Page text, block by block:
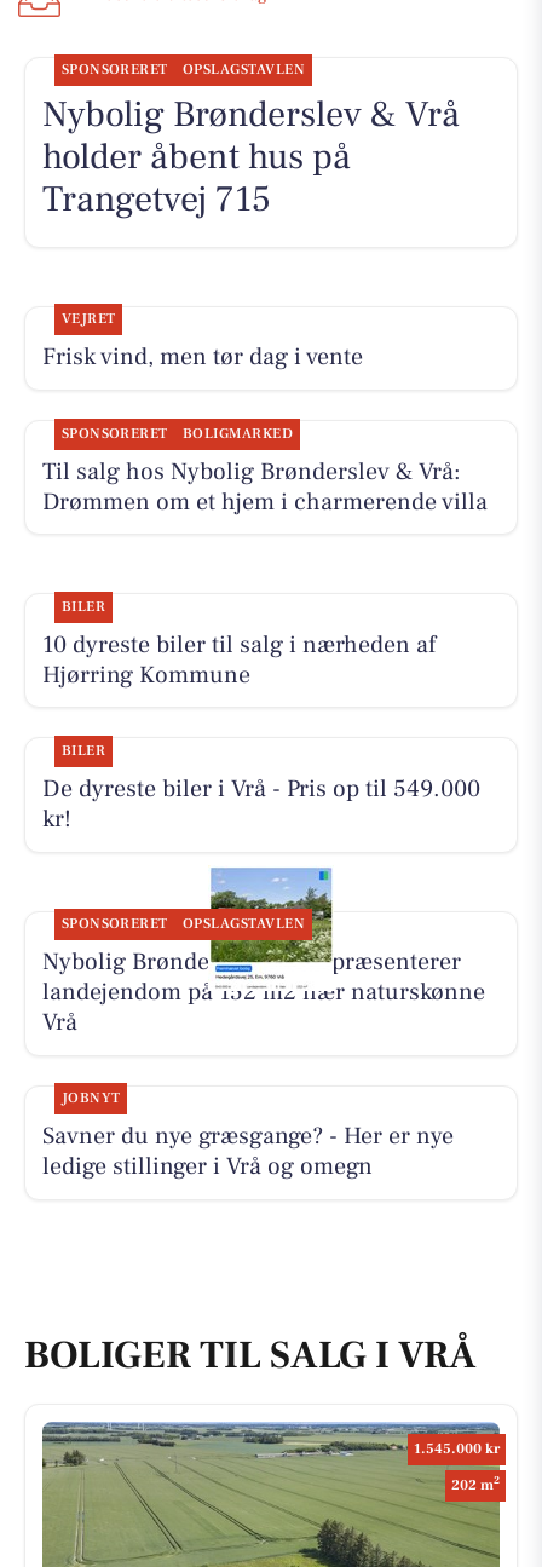
SPONSORERET OPSLAGSTAVLEN
Nybolig Brønderslev & Vrå
holder åbent hus på
Trangetvej 715
VEJRET
Frisk vind, men tør dag i vente
SPONSORERET BOLIGMARKED
Til salg hos Nybolig Brønderslev & Vrå:
Drømmen om et hjem i charmerende villa
BILER
10 dyreste biler til salg i nærheden af
Hjørring Kommune
BILER
De dyreste biler i Vrå - Pris op til 549.000
kr!
SPONSORERET OPSLAGSTAVLEN
Nybolig Brønderslev & Vrå præsenterer
landejendom på 152 m2 nær naturskønne
Vrå
JOBNYT
Savner du nye græsgange? - Her er nye
ledige stillinger i Vrå og omegn
BOLIGER TIL SALG I VRÅ
1.545.000 kr
202 m2